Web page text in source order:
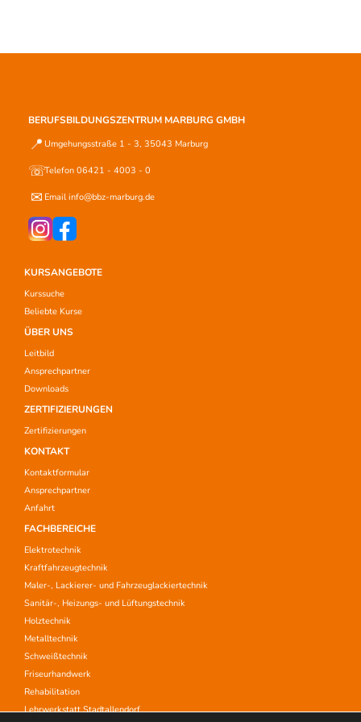
BERUFSBILDUNGSZENTRUM MARBURG GMBH
📍 Umgehungsstraße 1 - 3, 35043 Marburg
☏Telefon 06421 - 4003 - 0
✉ Email info@bbz-marburg.de
KURSANGEBOTE
Kurssuche
Beliebte Kurse
ÜBER UNS
Leitbild
Ansprechpartner
Downloads
ZERTIFIZIERUNGEN
Zertifizierungen
KONTAKT
Kontaktformular
Ansprechpartner
Anfahrt
FACHBEREICHE
Elektrotechnik
Kraftfahrzeugtechnik
Maler-, Lackierer- und Fahrzeuglackiertechnik
Sanitär-, Heizungs- und Lüftungstechnik
Holztechnik
Metalltechnik
Schweißtechnik
Friseurhandwerk
Rehabilitation
Lehrwerkstatt Stadtallendorf